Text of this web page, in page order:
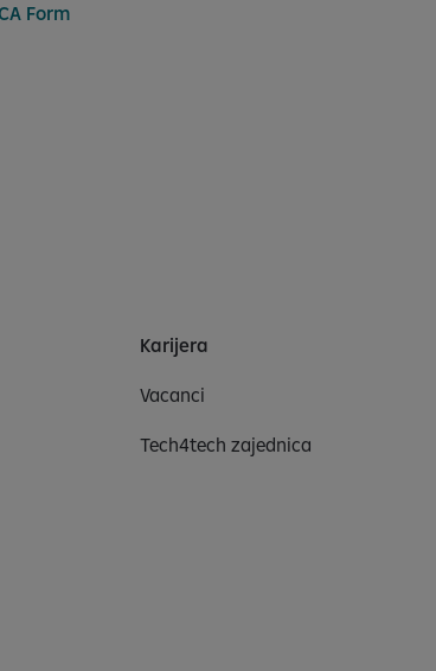
Form
Karijera
Vacanci
Tech4tech zajednica